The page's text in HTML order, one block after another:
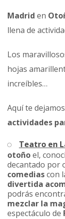
Madrid en
llena de
Los
hojas
increíbles…
Aquí te
actividades
Teatro en
otoñoel,
decantado por
comediascon
divertida
podrás
mezclar la
espectáculo de